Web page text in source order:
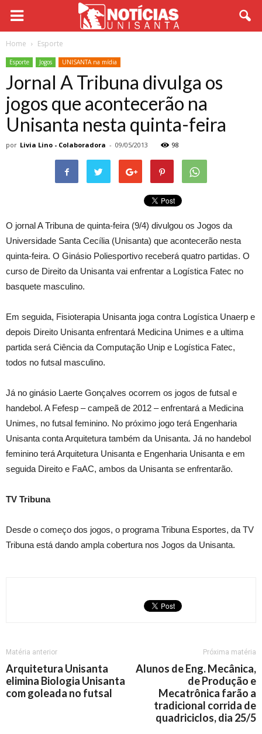
Home Esporte
Esporte Jogos UNISANTA na mídia
Jornal A Tribuna divulga os
jogos que acontecerão na
Unisanta nesta quinta-feira
por Livia Lino - Colaboradora - 09/05/2013 98
O jornal A Tribuna de quinta-feira (9/4) divulgou os Jogos da
Universidade Santa Cecília (Unisanta) que acontecerão nesta
quinta-feira. O Ginásio Poliesportivo receberá quatro partidas. O
curso de Direito da Unisanta vai enfrentar a Logística Fatec no
basquete masculino.
Em seguida, Fisioterapia Unisanta joga contra Logística Unaerp e
depois Direito Unisanta enfrentará Medicina Unimes e a ultima
partida será Ciência da Computação Unip e Logística Fatec,
todos no futsal masculino.
Já no ginásio Laerte Gonçalves ocorrem os jogos de futsal e
handebol. A Fefesp – campeã de 2012 – enfrentará a Medicina
Unimes, no futsal feminino. No próximo jogo terá Engenharia
Unisanta conta Arquitetura também da Unisanta. Já no handebol
feminino terá Arquitetura Unisanta e Engenharia Unisanta e em
seguida Direito e FaAC, ambos da Unisanta se enfrentarão.
TV Tribuna
Desde o começo dos jogos, o programa Tribuna Esportes, da TV
Tribuna está dando ampla cobertura nos Jogos da Unisanta.
Matéria anterior
Arquitetura Unisanta
elimina Biologia Unisanta
com goleada no futsal
Próxima matéria
Alunos de Eng. Mecânica,
de Produção e
Mecatrônica farão a
tradicional corrida de
quadriciclos, dia 25/5